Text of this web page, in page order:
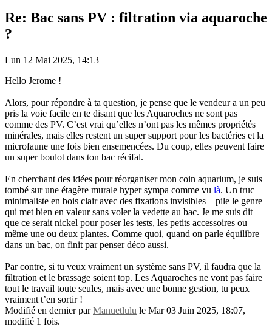
Re: Bac sans PV : filtration via aquaroche
?
Lun 12 Mai 2025, 14:13
Hello Jerome !
Alors, pour répondre à ta question, je pense que le vendeur a un peu
pris la voie facile en te disant que les Aquaroches ne sont pas
comme des PV. C’est vrai qu’elles n’ont pas les mêmes propriétés
minérales, mais elles restent un super support pour les bactéries et la
microfaune une fois bien ensemencées. Du coup, elles peuvent faire
un super boulot dans ton bac récifal.
En cherchant des idées pour réorganiser mon coin aquarium, je suis
tombé sur une étagère murale hyper sympa comme vu là. Un truc
minimaliste en bois clair avec des fixations invisibles – pile le genre
qui met bien en valeur sans voler la vedette au bac. Je me suis dit
que ce serait nickel pour poser les tests, les petits accessoires ou
même une ou deux plantes. Comme quoi, quand on parle équilibre
dans un bac, on finit par penser déco aussi.
Par contre, si tu veux vraiment un système sans PV, il faudra que la
filtration et le brassage soient top. Les Aquaroches ne vont pas faire
tout le travail toute seules, mais avec une bonne gestion, tu peux
vraiment t’en sortir !
Modifié en dernier parManuetlulu le Mar 03 Juin 2025, 18:07,
modifié 1 fois.